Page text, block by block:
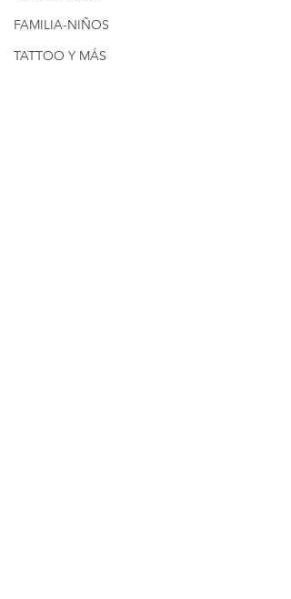
FAMILIA-NIÑOS
TATTOO Y MÁS